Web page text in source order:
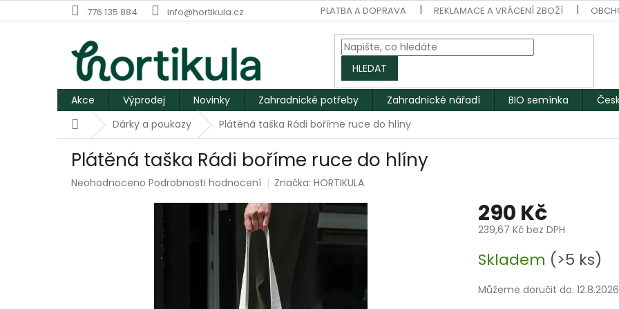
na
776 135 884 info@hortikula.cz PLATBA A DOPRAVA REKLAMACE A VRÁCENÍ ZBOŽÍ
HLEDAT
Akce Výprodej Novinky Zahradnické potřeby Zahradnické nářadí BIO semínka
DomůDárky a poukazy Plátěná taška Rádi boříme ruce do hlíny
Plátěná taška Rádi boříme ruce do hlíny
Průměrné
Neohodnoceno Podrobnosti hodnocení Značka:HORTIKULA
290 Kč
239,67 Kč bez DPH
cena:
Skladem (>5 ks)
Můžeme doručit do: 12.8.2026